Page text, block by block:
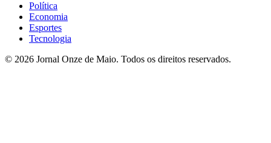
Política
Economia
Esportes
Tecnologia
© 2026 Jornal Onze de Maio. Todos os direitos reservados.